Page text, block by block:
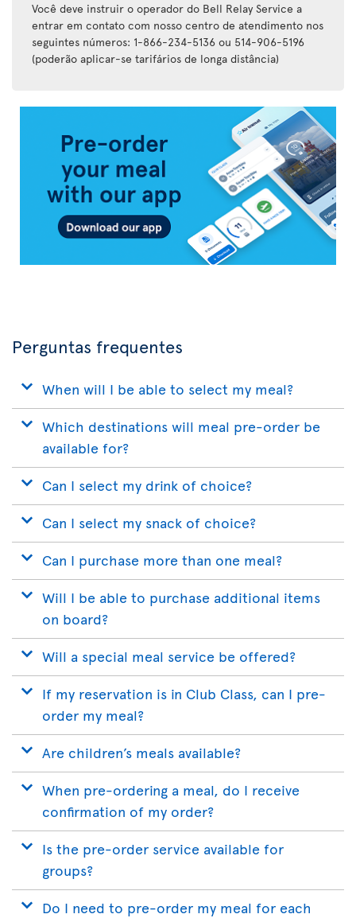
Você deve instruir o operador do Bell Relay Service a
entrar em contato com nosso centro de atendimento nos
seguintes números: 1-866-234-5136 ou 514-906-5196
(poderão aplicar-se tarifários de longa distância)
Transat
Perguntas frequentes
When will I be able to select my meal?
Which destinations will meal pre-order be
available for?
Can I select my drink of choice?
Can I select my snack of choice?
Can I purchase more than one meal?
Will I be able to purchase additional items
on board?
Will a special meal service be offered?
If my reservation is in Club Class, can I pre-
order my meal?
Are children’s meals available?
When pre-ordering a meal, do I receive
confirmation of my order?
Is the pre-order service available for
groups?
Do I need to pre-order my meal for each